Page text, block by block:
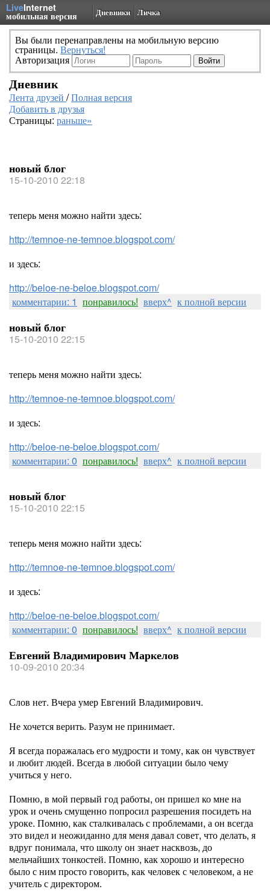
LiveInternet
мобильная версия Дневники Личка
Вы были перенаправлены на мобильную версию
страницы. Вернуться!
Авторизация
Дневник
Лента друзей /Полная версия
Добавить в друзья
Страницы: раньше»
новый блог
15-10-2010 22:18
теперь меня можно найти здесь:
http://temnoe-ne-temnoe.blogspot.com/
и здесь:
http://beloe-ne-beloe.blogspot.com/
комментарии: 1 понравилось! вверх^ к полной версии
новый блог
15-10-2010 22:15
теперь меня можно найти здесь:
http://temnoe-ne-temnoe.blogspot.com/
и здесь:
http://beloe-ne-beloe.blogspot.com/
комментарии: 0 понравилось! вверх^ к полной версии
новый блог
15-10-2010 22:15
теперь меня можно найти здесь:
http://temnoe-ne-temnoe.blogspot.com/
и здесь:
http://beloe-ne-beloe.blogspot.com/
комментарии: 0 понравилось! вверх^ к полной версии
Евгений Владимирович Маркелов
10-09-2010 20:34
Слов нет. Вчера умер Евгений Владимирович.
Не хочется верить. Разум не принимает.
Я всегда поражалась его мудрости и тому, как он чувствует
и любит людей. Всегда в любой ситуации было чему
учиться у него.
Помню, в мой первый год работы, он пришел ко мне на
урок и очень смущенно попросил разрешения посидеть на
уроке. Помню, как сталкивалась с проблемами, а он всегда
это видел и неожиданно для меня давал совет, что делать, я
вдруг понимала, что школу он знает насквозь, до
мельчайших тонкостей. Помню, как хорошо и интересно
было с ним просто говорить, как человек с человеком, а не
учитель с директором.